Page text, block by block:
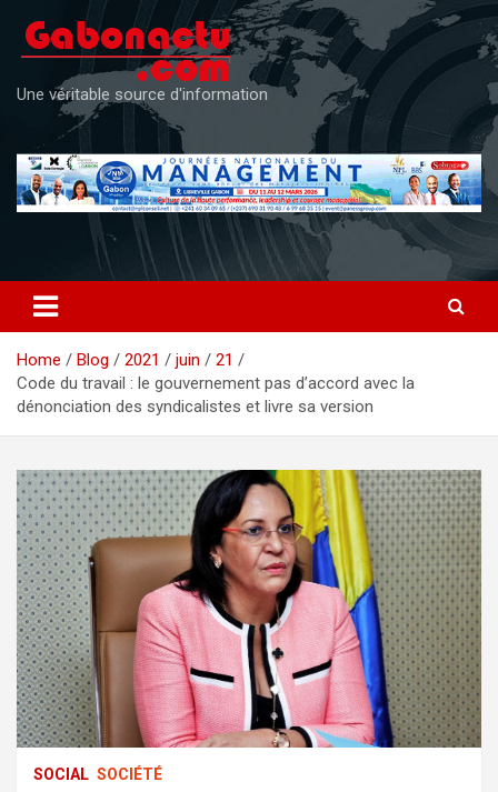
content
Une véritable source d'information
Home Blog 2021 juin
21
Code du travail : le gouvernement pas d’accord avec la
dénonciation des syndicalistes et livre sa version
SOCIAL SOCIÉTÉ